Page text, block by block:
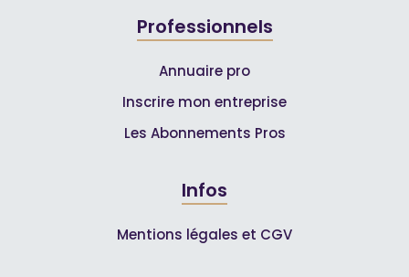
Professionnels
Annuaire pro
Inscrire mon entreprise
Les Abonnements Pros
Infos
Mentions légales et CGV